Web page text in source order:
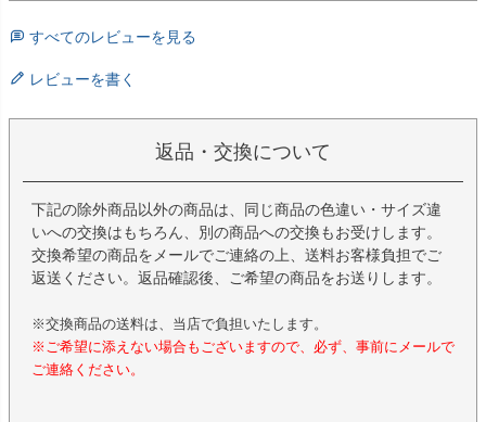
すべてのレビューを見る
レビューを書く
返品・交換について
下記の除外商品以外の商品は、同じ商品の色違い・サイズ違
いへの交換はもちろん、別の商品への交換もお受けします。
交換希望の商品をメールでご連絡の上、送料お客様負担でご
返送ください。返品確認後、ご希望の商品をお送りします。
※交換商品の送料は、当店で負担いたします。
※ご希望に添えない場合もございますので、必ず、事前にメールで
ご連絡ください。